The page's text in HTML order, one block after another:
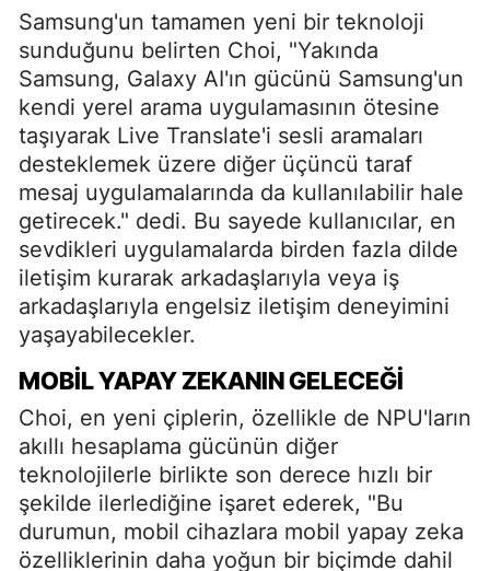
Samsung'un tamamen yeni bir teknoloji
sunduğunu belirten Choi, "Yakında
Samsung, Galaxy AI'ın gücünü Samsung'un
kendi yerel arama uygulamasının ötesine
taşıyarak Live Translate'i sesli aramaları
desteklemek üzere diğer üçüncü taraf
mesaj uygulamalarında da kullanılabilir hale
getirecek." dedi. Bu sayede kullanıcılar, en
sevdikleri uygulamalarda birden fazla dilde
iletişim kurarak arkadaşlarıyla veya iş
arkadaşlarıyla engelsiz iletişim deneyimini
yaşayabilecekler.
MOBIL YAPAY ZEKANIN GELECEĞI
Choi, en yeni çiplerin, özellikle de NPU'ların
akıllı hesaplama gücünün diğer
teknolojilerle birlikte son derece hızlı bir
şekilde ilerlediğine işaret ederek, "Bu
durumun, mobil cihazlara mobil yapay zeka
özelliklerinin daha yoğun bir biçimde dahil